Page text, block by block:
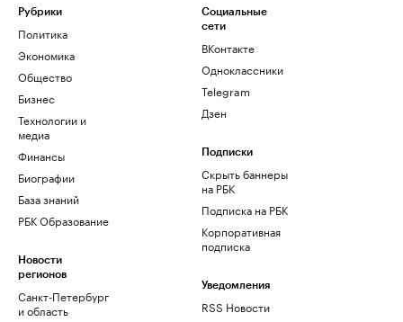
Рубрики
Политика
Экономика
Общество
Бизнес
Технологии и
медиа
Финансы
Биографии
База знаний
РБК Образование
Новости
регионов
Санкт-Петербург
и область
Социальные
сети
ВКонтакте
Одноклассники
Telegram
Дзен
Подписки
Скрыть баннеры
на РБК
Подписка на РБК
Корпоративная
подписка
Уведомления
RSS Новости